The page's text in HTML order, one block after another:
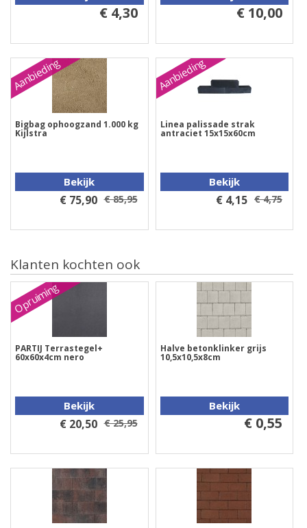
€ 4,30 € 10,00
Aanbieding
Bigbag ophoogzand 1.000 kg
Kijlstra
Bekijk
€ 75,90 € 85,95
Aanbieding
Linea palissade strak
antraciet 15x15x60cm
Bekijk
€ 4,15 € 4,75
Klanten kochten ook
Opruiming
PARTIJ Terrastegel+
60x60x4cm nero
Bekijk
€ 20,50 € 25,95
Halve betonklinker grijs
10,5x10,5x8cm
Bekijk
€ 0,55